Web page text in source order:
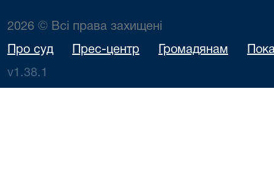
2026 © Всі права захищені
Про суд Прес-центр Громадянам
v1.38.1